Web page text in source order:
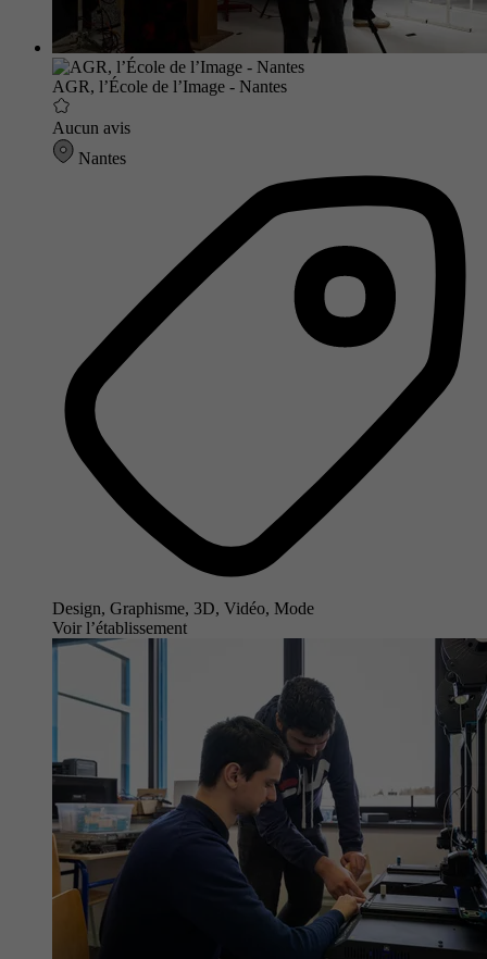
AGR, l’École de l’Image - Nantes
Aucun avis
Nantes
Design, Graphisme, 3D, Vidéo, Mode
Voir l’établissement